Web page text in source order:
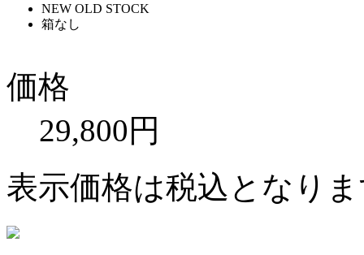
NEW OLD STOCK
箱なし
価格
29,800円
表示価格は税込となり